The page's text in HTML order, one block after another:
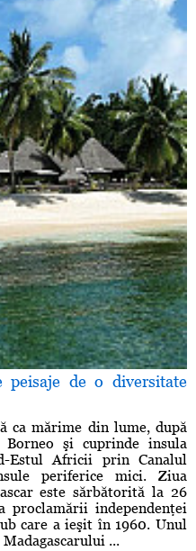
peisaje de o diversitate
ca mărime din lume, după
Borneo şi cuprinde insula
Estul Africii prin Canalul
periferice mici. Ziua
este sărbătorită la 26
proclamării independenţei
care a ieşit în 1960. Unul
...